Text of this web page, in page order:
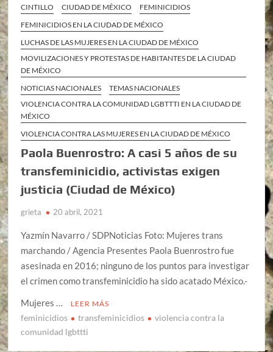
CINTILLO CIUDAD DE MÉXICO
FEMINICIDIOS
FEMINICIDIOS EN LA CIUDAD DE MÉXICO
LUCHAS DE LAS MUJERES EN LA CIUDAD DE MÉXICO
MOVILIZACIONES Y PROTESTAS DE HABITANTES DE LA CIUDAD
DE MÉXICO
NOTICIAS NACIONALES
TEMAS NACIONALES
VIOLENCIA CONTRA LA COMUNIDAD LGBTTTI EN LA CIUDAD DE
MÉXICO
VIOLENCIA CONTRA LAS MUJERES EN LA CIUDAD DE MÉXICO
Paola Buenrostro: A casi 5 años de su
transfeminicidio, activistas exigen
justicia (Ciudad de México)
grieta 20 abril, 2021
Yazmín Navarro / SDPNoticias Foto: Mujeres trans
marchando / Agencia Presentes Paola Buenrostro fue
asesinada en 2016; ninguno de los puntos para investigar
el crimen como transfeminicidio ha sido acatado México.-
Mujeres …
LEER MÁS
feminicidios transfeminicidios
violencia contra la
comunidad lgbttti